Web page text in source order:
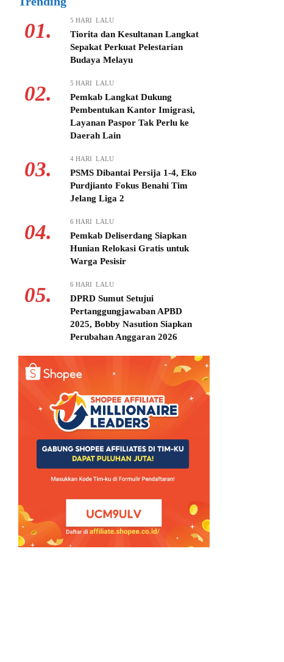
01. 5 HARI LALU
Tiorita dan Kesultanan Langkat
Sepakat Perkuat Pelestarian
Budaya Melayu
02. 5 HARI LALU
Pemkab Langkat Dukung
Pembentukan Kantor Imigrasi,
Layanan Paspor Tak Perlu ke
Daerah Lain
03. 4 HARI LALU
PSMS Dibantai Persija 1-4, Eko
Purdjianto Fokus Benahi Tim
Jelang Liga 2
04. 6 HARI LALU
Pemkab Deliserdang Siapkan
Hunian Relokasi Gratis untuk
Warga Pesisir
05. 6 HARI LALU
DPRD Sumut Setujui
Pertanggungjawaban APBD
2025, Bobby Nasution Siapkan
Perubahan Anggaran 2026